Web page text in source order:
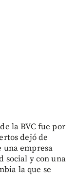
la BVC fue por
dejó de
una empresa
social y con una
la que se